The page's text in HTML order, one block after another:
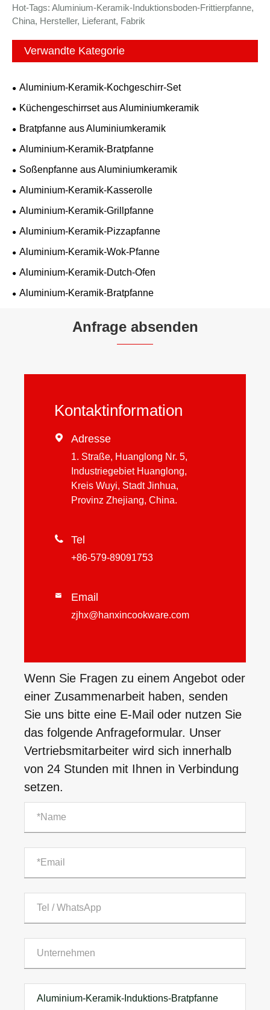
Hot-Tags: Aluminium-Keramik-Induktionsboden-Frittierpfanne,
China, Hersteller, Lieferant, Fabrik
Verwandte Kategorie
Aluminium-Keramik-Kochgeschirr-Set
Küchengeschirrset aus Aluminiumkeramik
Bratpfanne aus Aluminiumkeramik
Aluminium-Keramik-Bratpfanne
Soßenpfanne aus Aluminiumkeramik
Aluminium-Keramik-Kasserolle
Aluminium-Keramik-Grillpfanne
Aluminium-Keramik-Pizzapfanne
Aluminium-Keramik-Wok-Pfanne
Aluminium-Keramik-Dutch-Ofen
Aluminium-Keramik-Bratpfanne
Anfrage absenden
Kontaktinformation
 Adresse
1. Straße, Huanglong Nr. 5,
Industriegebiet Huanglong,
Kreis Wuyi, Stadt Jinhua,
Provinz Zhejiang, China.
 Tel
+86-579-89091753
 Email
zjhx@hanxincookware.com
Wenn Sie Fragen zu einem Angebot oder
einer Zusammenarbeit haben, senden
Sie uns bitte eine E-Mail oder nutzen Sie
das folgende Anfrageformular. Unser
Vertriebsmitarbeiter wird sich innerhalb
von 24 Stunden mit Ihnen in Verbindung
setzen.